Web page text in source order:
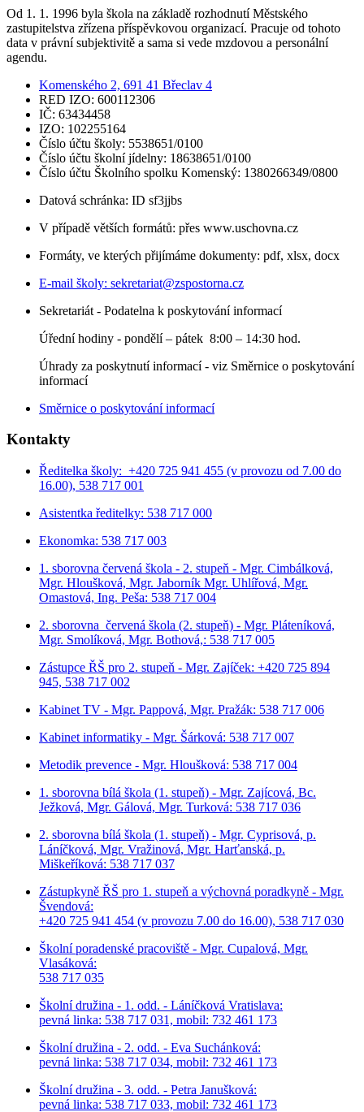
Od 1. 1. 1996 byla škola na základě rozhodnutí Městského
zastupitelstva zřízena příspěvkovou organizací. Pracuje od tohoto
data v právní subjektivitě a sama si vede mzdovou a personální
agendu.
Komenského 2, 691 41 Břeclav 4
RED IZO: 600112306
IČ: 63434458
IZO: 102255164
Číslo účtu školy: 5538651/0100
Číslo účtu školní jídelny: 18638651/0100
Číslo účtu Školního spolku Komenský: 1380266349/0800
Datová schránka: ID sf3jjbs
V případě větších formátů: přes www.uschovna.cz
Formáty, ve kterých přijímáme dokumenty: pdf, xlsx, docx
E-mail školy: sekretariat@zspostorna.cz
Sekretariát - Podatelna k poskytování informací
Úřední hodiny - pondělí – pátek 8:00 – 14:30 hod.
Úhrady za poskytnutí informací - viz Směrnice o poskytování
informací
Směrnice o poskytování informací
Kontakty
Ředitelka školy: +420 725 941 455 (v provozu od 7.00 do
16.00), 538 717 001
Asistentka ředitelky: 538 717 000
Ekonomka: 538 717 003
1. sborovna červená škola - 2. stupeň - Mgr. Cimbálková,
Mgr. Hloušková, Mgr. Jaborník Mgr. Uhlířová, Mgr.
Omastová, Ing. Peša: 538 717 004
2. sborovna červená škola (2. stupeň) - Mgr. Pláteníková,
Mgr. Smolíková, Mgr. Bothová,: 538 717 005
Zástupce ŘŠ pro 2. stupeň - Mgr. Zajíček: +420 725 894
945, 538 717 002
Kabinet TV - Mgr. Pappová, Mgr. Pražák: 538 717 006
Kabinet informatiky - Mgr. Šárková: 538 717 007
Metodik prevence - Mgr. Hloušková: 538 717 004
1. sborovna bílá škola (1. stupeň) - Mgr. Zajícová, Bc.
Ježková, Mgr. Gálová, Mgr. Turková: 538 717 036
2. sborovna bílá škola (1. stupeň) - Mgr. Cyprisová, p.
Láníčková, Mgr. Vražinová, Mgr. Harťanská, p.
Miškeříková: 538 717 037
Zástupkyně ŘŠ pro 1. stupeň a výchovná poradkyně - Mgr.
Švendová:
+420 725 941 454 (v provozu 7.00 do 16.00), 538 717 030
Školní poradenské pracoviště - Mgr. Cupalová, Mgr.
Vlasáková:
538 717 035
Školní družina - 1. odd. - Láníčková Vratislava:
pevná linka: 538 717 031, mobil: 732 461 173
Školní družina - 2. odd. - Eva Suchánková:
pevná linka: 538 717 034, mobil: 732 461 173
Školní družina - 3. odd. - Petra Janušková:
pevná linka: 538 717 033, mobil: 732 461 173